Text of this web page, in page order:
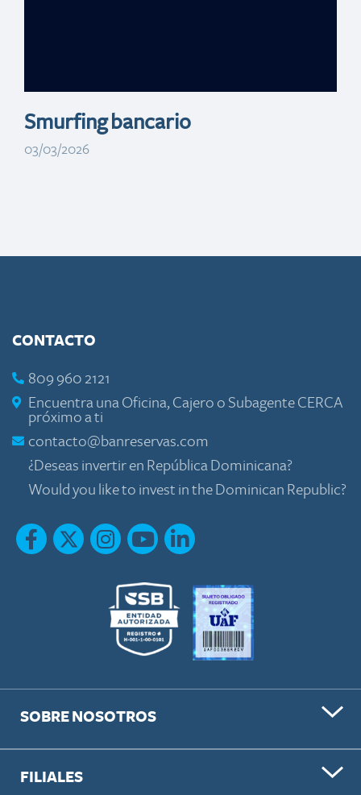
Smurfing bancario
03/03/2026
CONTACTO
809 960 2121
Encuentra una Oficina, Cajero o Subagente CERCA
próximo a ti
contacto@banreservas.com
¿Deseas invertir en República Dominicana?
Would you like to invest in the Dominican Republic?
SOBRE NOSOTROS
FILIALES